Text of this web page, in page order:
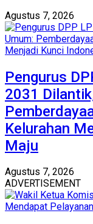
Agustus 7, 2026
Pengurus
2031
Kelurahan
Maju
Agustus 7, 2026
ADVERTISEMENT